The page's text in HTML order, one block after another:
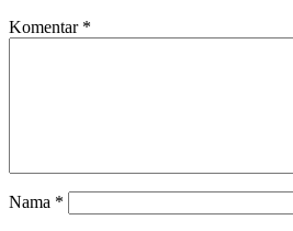
Komentar *
Nama *